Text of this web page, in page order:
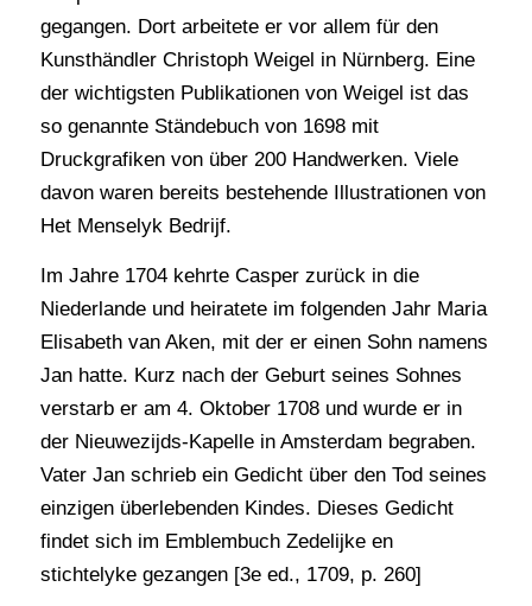
gegangen. Dort arbeitete er vor allem für den
Kunsthändler Christoph Weigel in Nürnberg. Eine
der wichtigsten Publikationen von Weigel ist das
so genannte Ständebuch von 1698 mit
Druckgrafiken von über 200 Handwerken. Viele
davon waren bereits bestehende Illustrationen von
Het Menselyk Bedrijf.
Im Jahre 1704 kehrte Casper zurück in die
Niederlande und heiratete im folgenden Jahr Maria
Elisabeth van Aken, mit der er einen Sohn namens
Jan hatte. Kurz nach der Geburt seines Sohnes
verstarb er am 4. Oktober 1708 und wurde er in
der Nieuwezijds-Kapelle in Amsterdam begraben.
Vater Jan schrieb ein Gedicht über den Tod seines
einzigen überlebenden Kindes. Dieses Gedicht
findet sich im Emblembuch Zedelijke en
stichtelyke gezangen [3e ed., 1709, p. 260]